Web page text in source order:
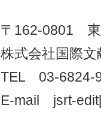
〒162-0801 東
株式会社国際
TEL 03-
E-mail jsrt-